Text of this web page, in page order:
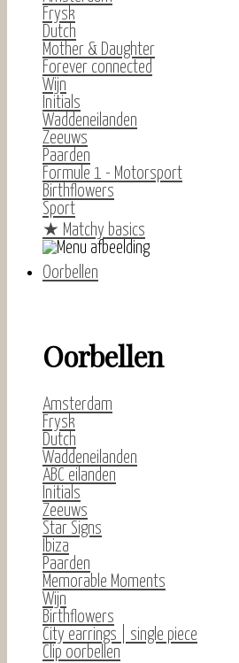
Frysk
Dutch
Mother & Daughter
Forever connected
Wijn
Initials
Waddeneilanden
Zeeuws
Paarden
Formule 1 - Motorsport
Birthflowers
Sport
★ Matchy basics
Oorbellen
Oorbellen
Amsterdam
Frysk
Dutch
Waddeneilanden
ABC eilanden
Initials
Zeeuws
Star Signs
Ibiza
Paarden
Memorable Moments
Wijn
Birthflowers
City earrings | single piece
Clip oorbellen